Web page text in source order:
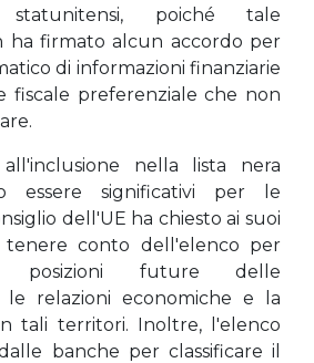
poiché tale
ha firmato alcun accordo per
di informazioni finanziarie
fiscale preferenziale che non
nella lista nera
essere significativi per le
dell'UE ha chiesto ai suoi
conto dell'elenco per
posizioni future delle
le relazioni economiche e la
tali territori. Inoltre, l'elenco
banche per classificare il